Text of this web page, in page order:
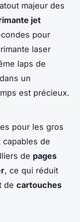
majeur des
jet
pour
laser
laps de
un
est précieux.
pour les gros
capables de
de pages
, ce qui réduit
de cartouches